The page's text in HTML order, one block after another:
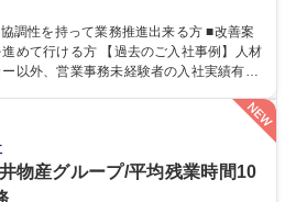
・営業所内で発生する事務業務や業務改
能です。業務システムがきちんと構築さ
慣れることができる環境です。また、
安心して業務に取り組んでいただけます。
営業事務 ※未経験可
調性を持って業務推進出来る方 ■改善案
めて行ける方 【過去のご入社事例】人材
以外、営業事務未経験者の入社実績有
向上に貢献します。ベースの定型業務に加
せ、能動的なサポート、改善の動きも期
ストとして、チームに貢献し、結果的に
とができます。平均19:30の退勤以降の業
リハリのある働き方となります。 学
物産グループ/平均残業時間10